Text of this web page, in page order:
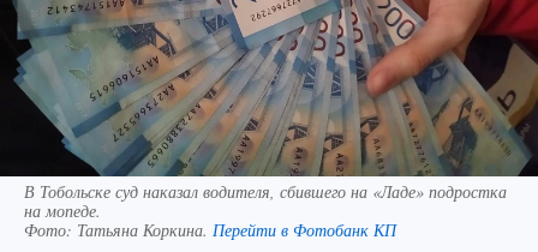
В Тобольске суд наказал водителя, сбившего на «Ладе» подростка
на мопеде.
Фото: Татьяна Коркина. Перейти в Фотобанк КП